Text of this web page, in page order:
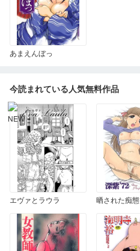
あまえんぼっ
今読まれている人気無料作品
エヴァとラウラ 晒された痴態